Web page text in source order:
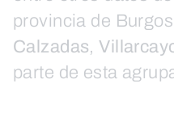
provincia de
Calzadas,
parte de esta